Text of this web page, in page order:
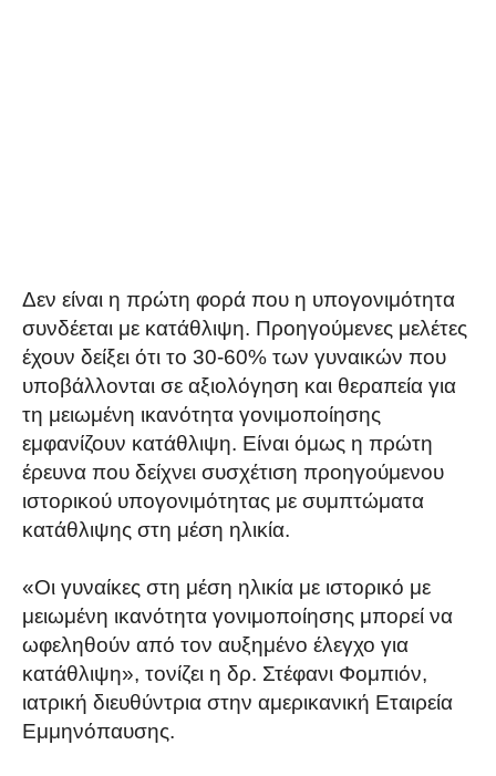
Δεν είναι η πρώτη φορά που η υπογονιμότητα
συνδέεται με κατάθλιψη. Προηγούμενες μελέτες
έχουν δείξει ότι το 30-60% των γυναικών που
υποβάλλονται σε αξιολόγηση και θεραπεία για
τη μειωμένη ικανότητα γονιμοποίησης
εμφανίζουν κατάθλιψη. Είναι όμως η πρώτη
έρευνα που δείχνει συσχέτιση προηγούμενου
ιστορικού υπογονιμότητας με συμπτώματα
κατάθλιψης στη μέση ηλικία.
«Οι γυναίκες στη μέση ηλικία με ιστορικό με
μειωμένη ικανότητα γονιμοποίησης μπορεί να
ωφεληθούν από τον αυξημένο έλεγχο για
κατάθλιψη», τονίζει η δρ. Στέφανι Φομπιόν,
ιατρική διευθύντρια στην αμερικανική Εταιρεία
Εμμηνόπαυσης.